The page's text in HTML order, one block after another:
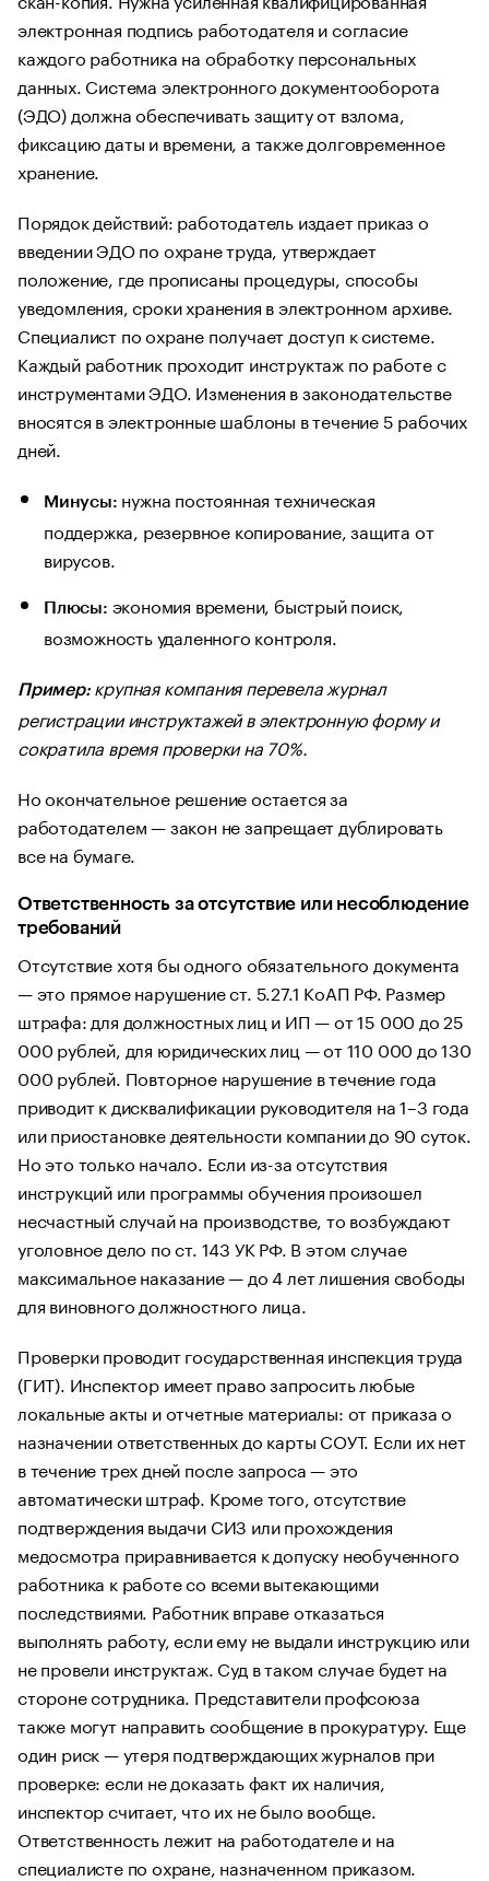
электронная подпись работодателя и согласие
каждого работника на обработку персональных
данных. Система электронного документооборота
(ЭДО) должна обеспечивать защиту от взлома,
фиксацию даты и времени, а также долговременное
хранение.
Порядок действий: работодатель издает приказ о
введении ЭДО по охране труда, утверждает
положение, где прописаны процедуры, способы
уведомления, сроки хранения в электронном архиве.
Специалист по охране получает доступ к системе.
Каждый работник проходит инструктаж по работе с
инструментами ЭДО. Изменения в законодательстве
вносятся в электронные шаблоны в течение 5 рабочих
дней.
Минусы: нужна постоянная техническая
поддержка, резервное копирование, защита от
вирусов.
Плюсы: экономия времени, быстрый поиск,
возможность удаленного контроля.
Пример:крупная компания перевела журнал
регистрации инструктажей в электронную форму и
сократила время проверки на 70%.
Но окончательное решение остается за
работодателем — закон не запрещает дублировать
все на бумаге.
Ответственность за отсутствие или несоблюдение
требований
Отсутствие хотя бы одного обязательного документа
— это прямое нарушение ст. 5.27.1 КоАП РФ. Размер
штрафа: для должностных лиц и ИП — от 15 000 до 25
000 рублей, для юридических лиц — от 110 000 до 130
000 рублей. Повторное нарушение в течение года
приводит к дисквалификации руководителя на 1–3 года
или приостановке деятельности компании до 90 суток.
Но это только начало. Если из-за отсутствия
инструкций или программы обучения произошел
несчастный случай на производстве, то возбуждают
уголовное дело по ст. 143 УК РФ. В этом случае
максимальное наказание — до 4 лет лишения свободы
для виновного должностного лица.
Проверки проводит государственная инспекция труда
(ГИТ). Инспектор имеет право запросить любые
локальные акты и отчетные материалы: от приказа о
назначении ответственных до карты СОУТ. Если их нет
в течение трех дней после запроса — это
автоматически штраф. Кроме того, отсутствие
подтверждения выдачи СИЗ или прохождения
медосмотра приравнивается к допуску необученного
работника к работе со всеми вытекающими
последствиями. Работник вправе отказаться
выполнять работу, если ему не выдали инструкцию или
не провели инструктаж. Суд в таком случае будет на
стороне сотрудника. Представители профсоюза
также могут направить сообщение в прокуратуру. Еще
один риск — утеря подтверждающих журналов при
проверке: если не доказать факт их наличия,
инспектор считает, что их не было вообще.
Ответственность лежит на работодателе и на
специалисте по охране, назначенном приказом.